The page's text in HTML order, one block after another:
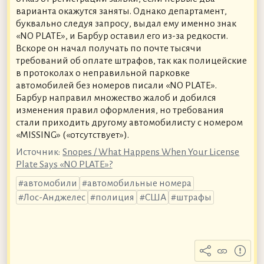
варианта окажутся заняты. Однако департамент,
буквально следуя запросу, выдал ему именно знак
«NO PLATE», и Барбур оставил его из-за редкости.
Вскоре он начал получать по почте тысячи
требований об оплате штрафов, так как полицейские
в протоколах о неправильной парковке
автомобилей без номеров писали «NO PLATE».
Барбур направил множество жалоб и добился
изменения правил оформления, но требования
стали приходить другому автомобилисту с номером
«MISSING» («отсутствует»).
Источник: Snopes / What Happens When Your License
Plate Says «NO PLATE»?
автомобили
автомобильные номера
Лос-Анджелес
полиция США штрафы